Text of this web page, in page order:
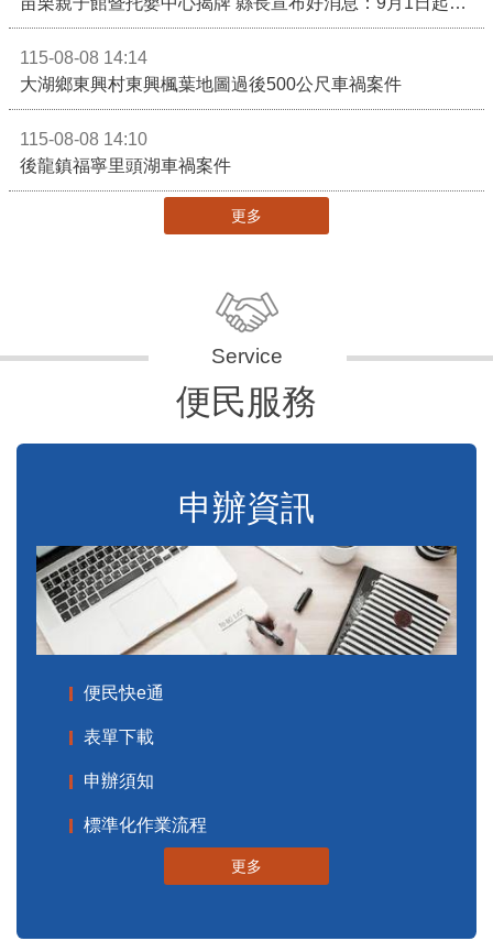
115-08-08 14:14
大湖鄉東興村東興楓葉地圖過後500公尺車禍案件
115-08-08 14:10
後龍鎮福寧里頭湖車禍案件
更多
便民服務
申辦資訊
便民快e通
表單下載
申辦須知
標準化作業流程
更多